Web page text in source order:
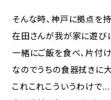
そんな時、神戸に拠点を
在田さんが我が家に遊び
一緒にご飯を食べ、片付
なのでうちの食器拭きに
これこれこういうわけで…